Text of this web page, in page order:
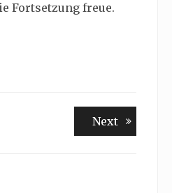
Fortsetzung freue.
NextNext